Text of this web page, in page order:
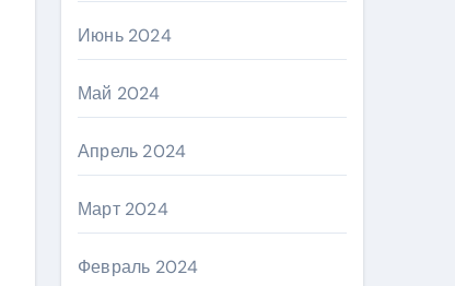
Июнь 2024
Май 2024
Апрель 2024
Март 2024
Февраль 2024